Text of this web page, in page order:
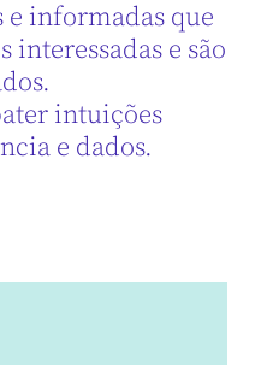
e informadas que
interessadas e são
intuições
e dados.